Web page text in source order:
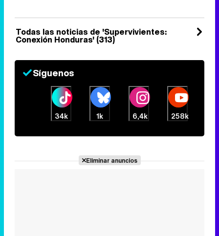
Todas las noticias de 'Supervivientes:
Conexión Honduras' (313)
Síguenos
34k 1k 6,4k 258k
Eliminar anuncios